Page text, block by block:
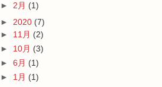
► 2月 (1)
► 2020 (7)
► 11月 (2)
► 10月 (3)
► 6月 (1)
► 1月 (1)